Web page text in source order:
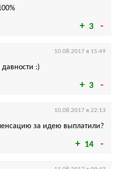
3
3
давности :)
10.08.2017 в 15:49
14
за идею выплатили?
10.08.2017 в 22:13